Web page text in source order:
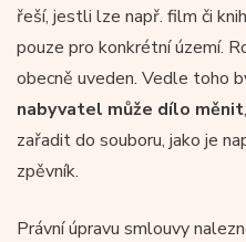
řeší, jestli lze např. film či
pouze pro konkrétní území.
obecně uveden. Vedle toho
nabyvatel může dílo měnit
zařadit do souboru, jako je
zpěvník.
Právní úpravu smlouvy